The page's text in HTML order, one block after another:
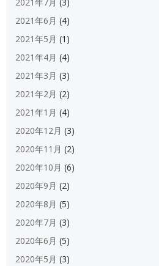
2021年6月 (4)
2021年5月 (1)
2021年4月 (4)
2021年3月 (3)
2021年2月 (2)
2021年1月 (4)
2020年12月 (3)
2020年11月 (2)
2020年10月 (6)
2020年9月 (2)
2020年8月 (5)
2020年7月 (3)
2020年6月 (5)
2020年5月 (3)